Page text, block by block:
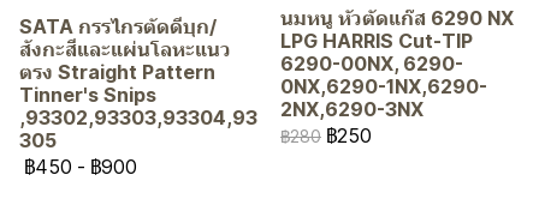
SATA กรรไกรตัดดีบุก/
สังกะสีและแผ่นโลหะแนว
ตรง Straight Pattern
Tinner's Snips
,93302,93303,93304,93
305
฿450 - ฿900
นมหนู หัวตัดแก๊ส 6290 NX
LPG HARRIS Cut-TIP
6290-00NX, 6290-
0NX,6290-1NX,6290-
2NX,6290-3NX
฿280 ฿250